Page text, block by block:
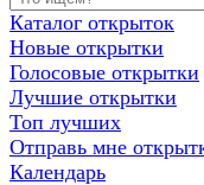
Каталог открыток
Новые открытки
Голосовые открытки
Лучшие открытки
Топ лучших
Отправь мне
Календарь